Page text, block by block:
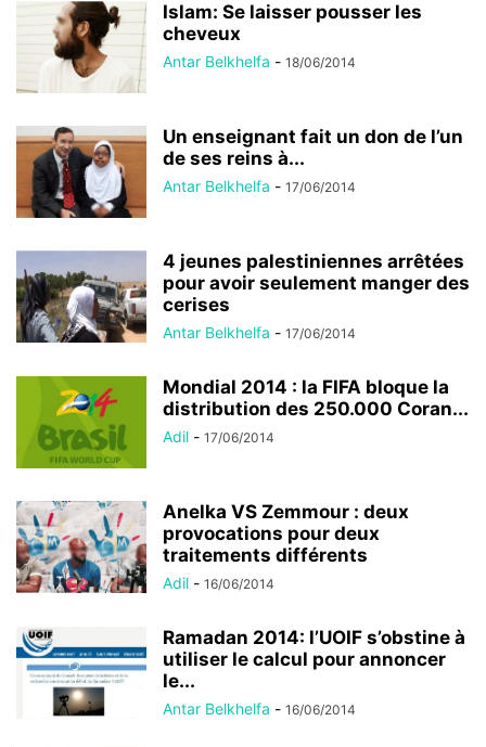
Islam: Se laisser pousser les
cheveux
Antar Belkhelfa - 18/06/2014
Un enseignant fait un don de l’un
de ses reins à...
Antar Belkhelfa - 17/06/2014
4 jeunes palestiniennes arrêtées
pour avoir seulement manger des
cerises
Antar Belkhelfa - 17/06/2014
Mondial 2014 : la FIFA bloque la
distribution des 250.000 Coran...
Adil - 17/06/2014
Anelka VS Zemmour : deux
provocations pour deux
traitements différents
Adil - 16/06/2014
Ramadan 2014: l’UOIF s’obstine à
utiliser le calcul pour annoncer
le...
Antar Belkhelfa - 16/06/2014